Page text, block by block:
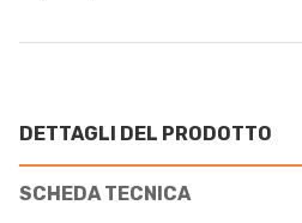
DETTAGLI DEL PRODOTTO
SCHEDA TECNICA